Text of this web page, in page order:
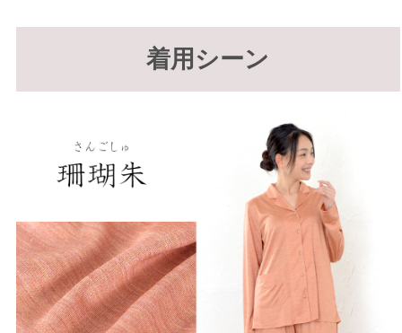
着用シーン